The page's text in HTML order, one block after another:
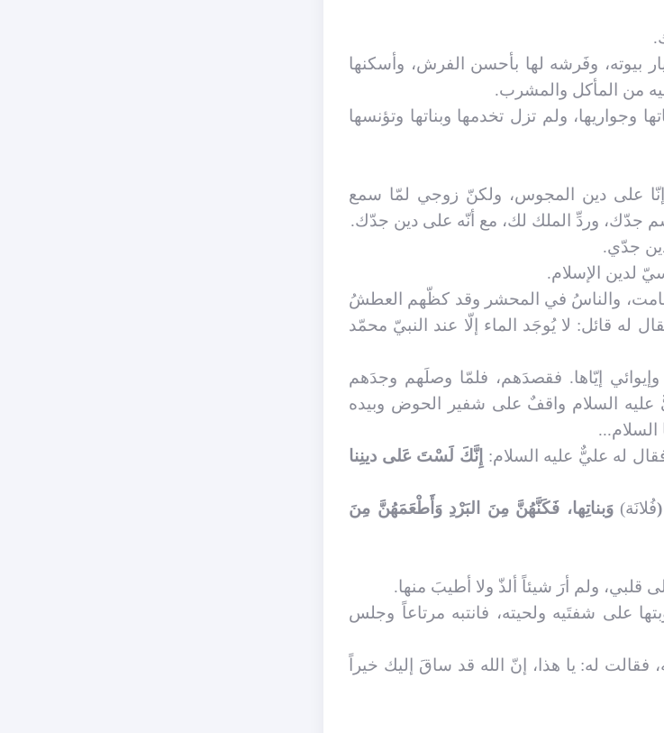
بيوته، وفَرشه لها بأحسن الفرش، وأسكنها
من المأكل والمشرب.
وجواريها، ولم تزل تخدمها وبناتها وتؤنسها
على دين المجوس، ولكنّ زوجي لمّا سمع
جدّك، وردِّ الملك لك، مع أنّه على دين جدّك.
جدّي.
لدين الإسلام.
قامت، والناسُ في المحشر وقد كظّهم العطشُ
قائل: لا يُوجَد الماء إلّا عند النبيّ محمّد
إيّاها. فقصدَهم، فلمّا وصلَهم وجدَهم
عليه السلام واقفٌ على شفير الحوض وبيده
له عليٌّ عليه السلام: إِنَّكَ لَسْتَ عَلى دينِنا
فُلانَة) وَبناتِها، فَكَنَّهُنَّ مِنَ البَرْدِ وَأَطْعَمَهُنَّ مِنَ
ولم أرَ شيئاً ألذّ ولا أطيبَ منها.
على شفتَيه ولحيته، فانتبه مرتاعاً وجلس
فقالت له: يا هذا، إنّ الله قد ساقَ إليك خيراً